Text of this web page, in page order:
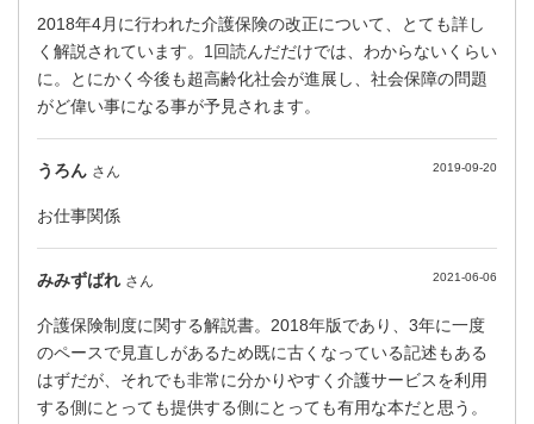
2018年4月に行われた介護保険の改正について、とても詳し
く解説されています。1回読んだだけでは、わからないくらい
に。とにかく今後も超高齢化社会が進展し、社会保障の問題
がど偉い事になる事が予見されます。
うろん さん 2019-09-20
お仕事関係
みみずばれ さん 2021-06-06
介護保険制度に関する解説書。2018年版であり、3年に一度
のペースで見直しがあるため既に古くなっている記述もある
はずだが、それでも非常に分かりやすく介護サービスを利用
する側にとっても提供する側にとっても有用な本だと思う。